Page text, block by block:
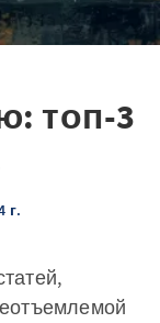
топ-3
г.